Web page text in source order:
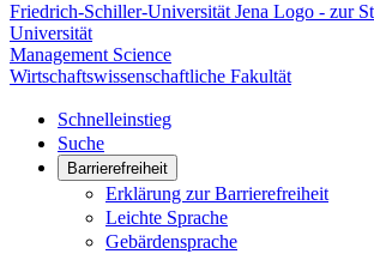
Friedrich-Schiller-Universität Jena Logo - zur
Universität
Management Science
Wirtschaftswissenschaftliche Fakultät
Schnelleinstieg
Suche
Barrierefreiheit
Erklärung zur Barrierefreiheit
Leichte Sprache
Gebärdensprache